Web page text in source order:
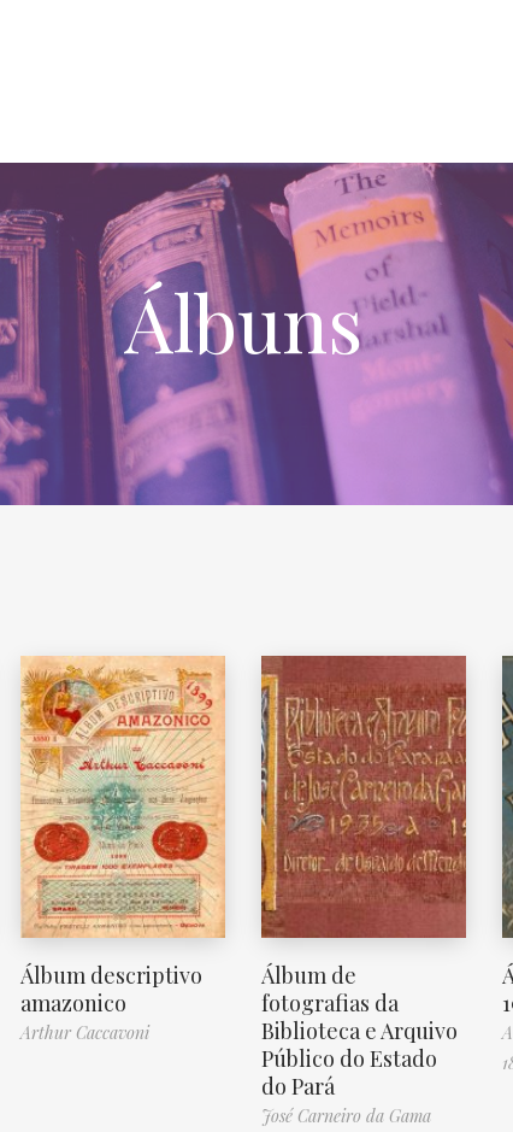
Álbuns
Álbum descriptivo
amazonico
Arthur Caccavoni
Álbum de
fotografias da
Biblioteca e Arquivo
Público do Estado
do Pará
José Carneiro da Gama